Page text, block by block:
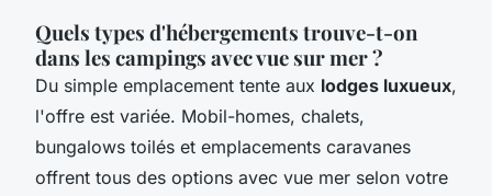
Quels types d'hébergements trouve-t-on
dans les campings avec vue sur mer ?
Du simple emplacement tente aux lodges luxueux,
l'offre est variée. Mobil-homes, chalets,
bungalows toilés et emplacements caravanes
offrent tous des options avec vue mer selon votre